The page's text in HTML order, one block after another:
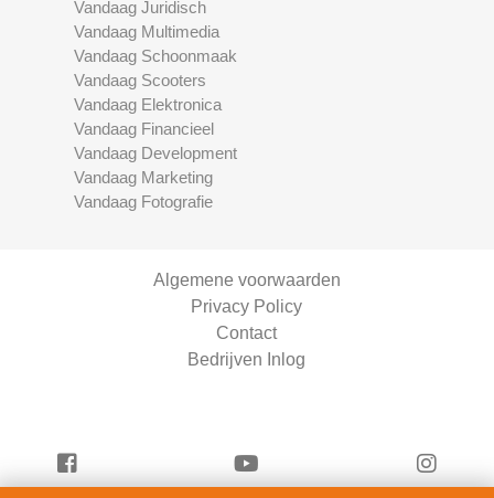
Vandaag Juridisch
Vandaag Multimedia
Vandaag Schoonmaak
Vandaag Scooters
Vandaag Elektronica
Vandaag Financieel
Vandaag Development
Vandaag Marketing
Vandaag Fotografie
Algemene voorwaarden
Privacy Policy
Contact
Bedrijven Inlog